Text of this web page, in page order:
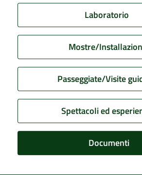
Laboratorio
Mostre/
Passeggiate/Visite
Spettacoli ed
Documenti